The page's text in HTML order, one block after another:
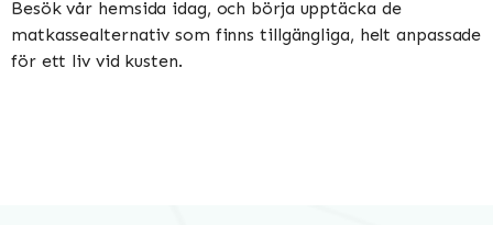
Besök vår hemsida idag, och börja upptäcka de
matkassealternativ som finns tillgängliga, helt anpassade
för ett liv vid kusten.